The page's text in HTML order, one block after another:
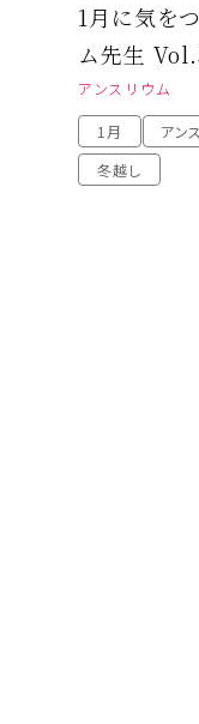
1月に気を
ム先生
アンスリウム
1月 アン
冬越し